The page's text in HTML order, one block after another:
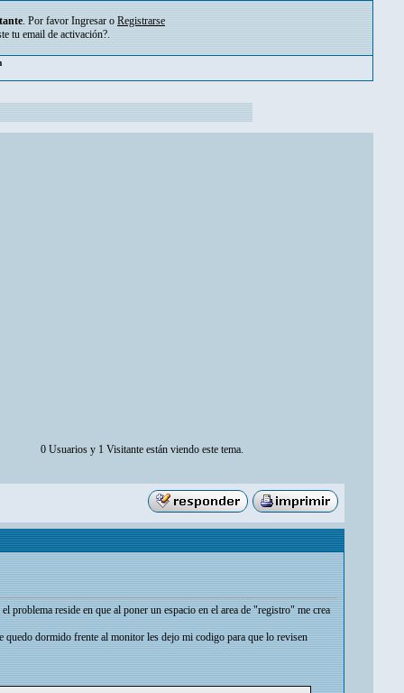
. Por favor Ingresar o Registrarse
tu email de activación?.
0 Usuarios y 1 Visitante están viendo este tema.
problema reside en que al poner un espacio en el area de "registro" me crea
quedo dormido frente al monitor les dejo mi codigo para que lo revisen